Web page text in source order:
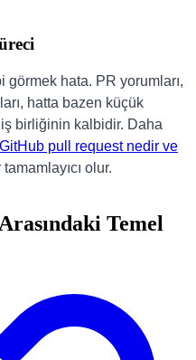
görmek hata. PR yorumları,
hatta bazen küçük
birliğinin kalbidir. Daha
GitHub pull request nedir ve
olur.
Temel